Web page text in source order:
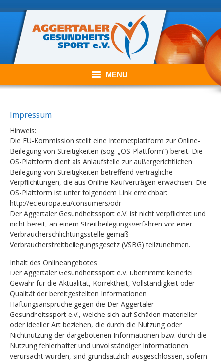
MENU
Unser Angebot
Aktuelles
Kontakt
Impressum
Hinweis:
Die EU-Kommission stellt eine Internetplattform zur Online-
Beilegung von Streitigkeiten (sog. „OS-Plattform“) bereit. Die
OS-Plattform dient als Anlaufstelle zur außergerichtlichen
Beilegung von Streitigkeiten betreffend vertragliche
Verpflichtungen, die aus Online-Kaufverträgen erwachsen. Die
OS-Plattform ist unter folgendem Link erreichbar:
http://ec.europa.eu/consumers/odr
Der Aggertaler Gesundheitssport e.V. ist nicht verpflichtet und
nicht bereit, an einem Streitbeilegungsverfahren vor einer
Verbraucherschlichtungsstelle gemäß
Verbraucherstreitbeilegungsgesetz (VSBG) teilzunehmen.
Inhalt des Onlineangebotes
Der Aggertaler Gesundheitssport e.V. übernimmt keinerlei
Gewähr für die Aktualität, Korrektheit, Vollständigkeit oder
Qualität der bereitgestellten Informationen.
Haftungsansprüche gegen die Der Aggertaler
Gesundheitssport e.V., welche sich auf Schäden materieller
oder ideeller Art beziehen, die durch die Nutzung oder
Nichtnutzung der dargebotenen Informationen bzw. durch die
Nutzung fehlerhafter und unvollständiger Informationen
verursacht wurden, sind grundsätzlich ausgeschlossen, sofern